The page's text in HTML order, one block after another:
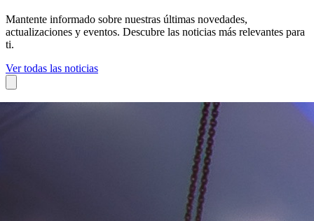
Mantente informado sobre nuestras últimas novedades,
actualizaciones y eventos. Descubre las noticias más relevantes para
ti.
Ver todas las noticias